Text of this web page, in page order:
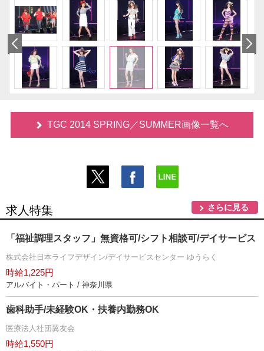
TGC 2014 SPRING／SUMMER画像一覧へ
求人特集 さらに見る
「福祉調理スタッフ」無資格可/シフト相談可/デイサービス
株式会社日本ライフデザイン/デイサービスセンター ゆうらく
時給1,225円
アルバイト・パート / 神奈川県
歯科助手/未経験OK・扶養内勤務OK
医療法人社団翼友会
時給1,550円